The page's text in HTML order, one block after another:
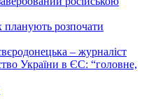
планують розпочати
– журналіст
України в ЄС: “головне,